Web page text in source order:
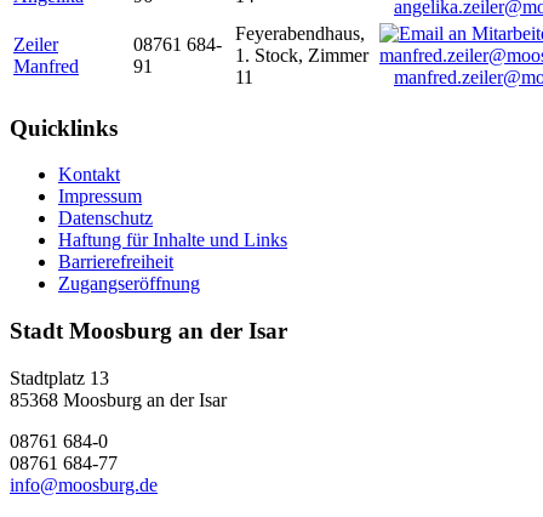
Zeiler
Manfred
08761 684-
91
Feyerabendhaus,
1. Stock, Zimmer
11
Quicklinks
Kontakt
Impressum
Datenschutz
Haftung für Inhalte und Links
Barrierefreiheit
Zugangseröffnung
Stadt Moosburg an der Isar
Stadtplatz 13
85368 Moosburg an der Isar
08761 684-0
08761 684-77
info@moosburg.de